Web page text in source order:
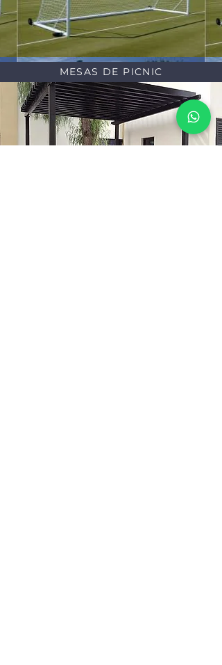
MESAS DE PICNIC